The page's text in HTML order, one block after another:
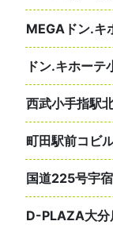
MEGAドン.キ
ドン.キホーテ
西武小手指駅
町田駅前コビ
国道225号宇
D-PLAZA大分